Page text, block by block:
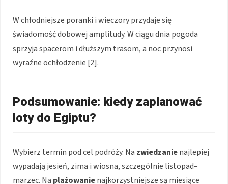
W chłodniejsze poranki i wieczory przydaje się
świadomość dobowej amplitudy. W ciągu dnia pogoda
sprzyja spacerom i dłuższym trasom, a noc przynosi
wyraźne ochłodzenie [2].
Podsumowanie: kiedy zaplanować
loty do Egiptu?
Wybierz termin pod cel podróży. Na zwiedzanienajlepiej
wypadają jesień, zima i wiosna, szczególnie listopad–
marzec. Na plażowanienajkorzystniejsze są miesiące